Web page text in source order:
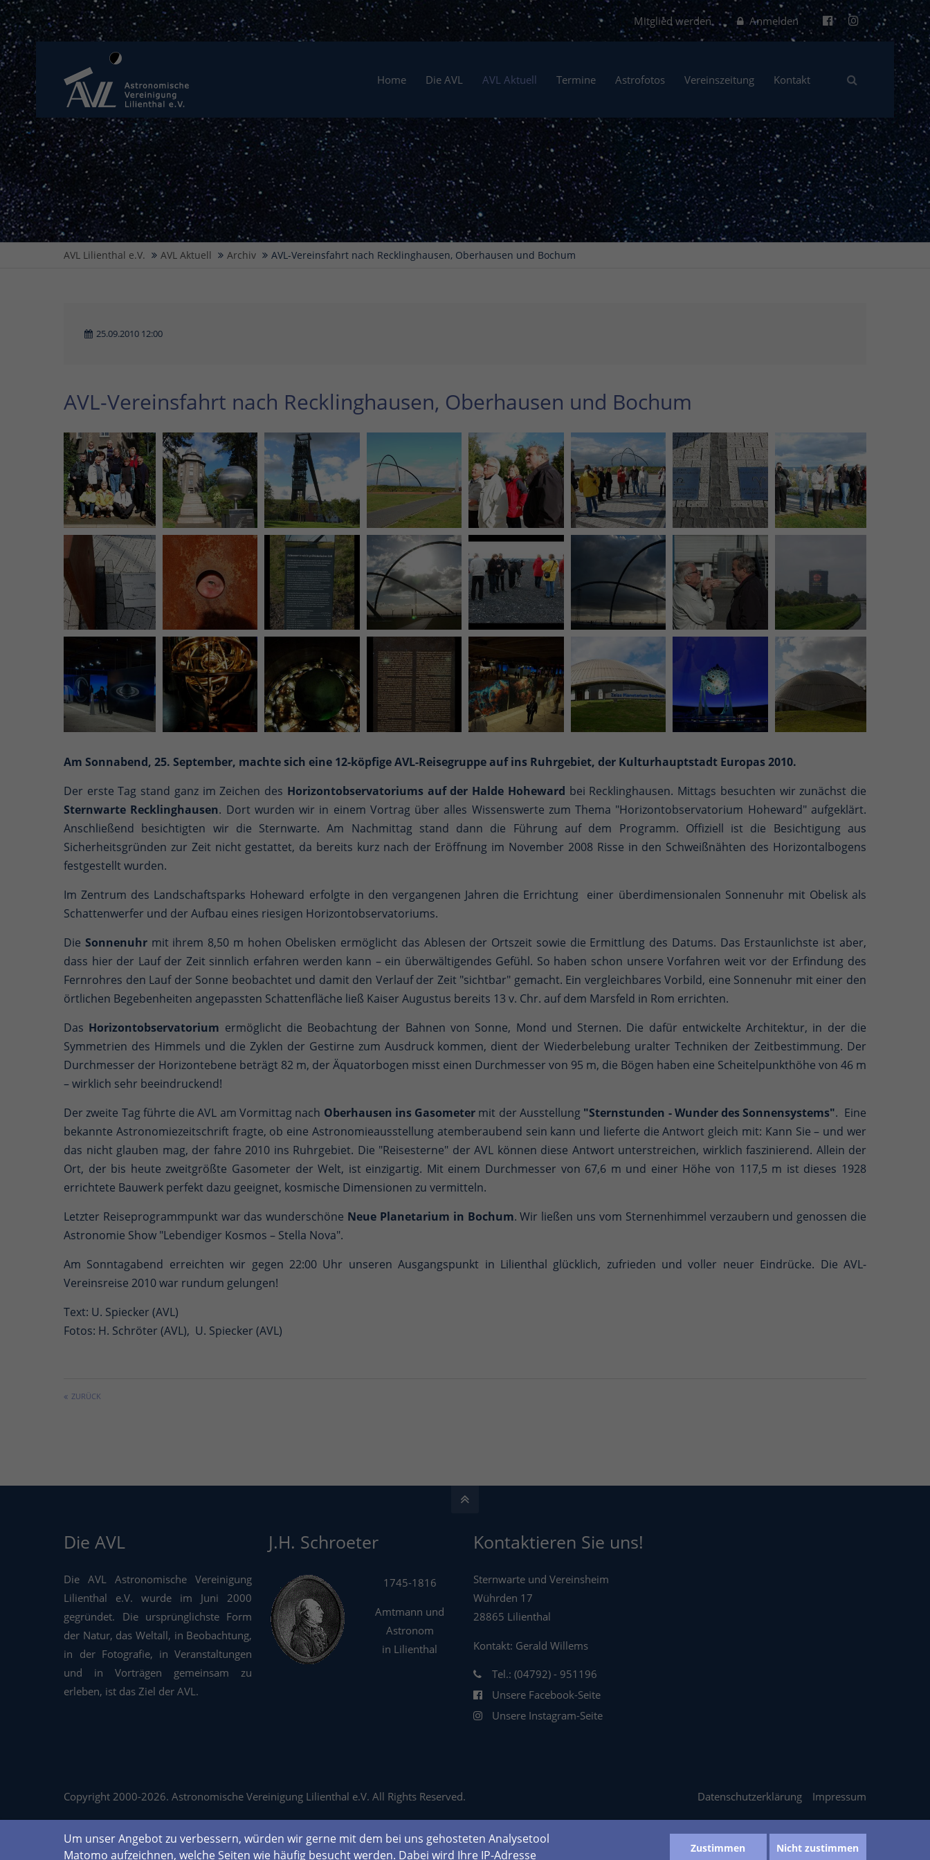
Anmelden
Mitglied werden
Home Die AVL AVL Aktuell Termine Astrofotos Vereinszeitung Kontakt
AVL Lilienthal e.V. AVL Aktuell Archiv AVL-Vereinsfahrt nach Recklinghausen, Oberhausen und Bochum
25.09.2010 12:00
AVL-Vereinsfahrt nach Recklinghausen, Oberhausen und Bochum
Am Sonnabend, 25. September, machte sich eine 12-köpfige AVL-Reisegruppe auf ins Ruhrgebiet, der Kulturhauptstadt Europas 2010.
Der erste Tag stand ganz im Zeichen des Horizontobservatoriums auf der Halde Hoheward bei Recklinghausen. Mittags besuchten wir zunächst die
Sternwarte Recklinghausen. Dort wurden wir in einem Vortrag über alles Wissenswerte zum Thema "Horizontobservatorium Hoheward" aufgeklärt.
Anschließend besichtigten wir die Sternwarte. Am Nachmittag stand dann die Führung auf dem Programm. Offiziell ist die Besichtigung aus
Sicherheitsgründen zur Zeit nicht gestattet, da bereits kurz nach der Eröffnung im November 2008 Risse in den Schweißnähten des Horizontalbogens
festgestellt wurden.
Im Zentrum des Landschaftsparks Hoheward erfolgte in den vergangenen Jahren die Errichtung einer überdimensionalen Sonnenuhr mit Obelisk als
Schattenwerfer und der Aufbau eines riesigen Horizontobservatoriums.
Die Sonnenuhr mit ihrem 8,50 m hohen Obelisken ermöglicht das Ablesen der Ortszeit sowie die Ermittlung des Datums. Das Erstaunlichste ist aber,
dass hier der Lauf der Zeit sinnlich erfahren werden kann – ein überwältigendes Gefühl. So haben schon unsere Vorfahren weit vor der Erfindung des
Fernrohres den Lauf der Sonne beobachtet und damit den Verlauf der Zeit "sichtbar" gemacht. Ein vergleichbares Vorbild, eine Sonnenuhr mit einer den
örtlichen Begebenheiten angepassten Schattenfläche ließ Kaiser Augustus bereits 13 v. Chr. auf dem Marsfeld in Rom errichten.
Das Horizontobservatorium ermöglicht die Beobachtung der Bahnen von Sonne, Mond und Sternen. Die dafür entwickelte Architektur, in der die
Symmetrien des Himmels und die Zyklen der Gestirne zum Ausdruck kommen, dient der Wiederbelebung uralter Techniken der Zeitbestimmung. Der
Durchmesser der Horizontebene beträgt 82 m, der Äquatorbogen misst einen Durchmesser von 95 m, die Bögen haben eine Scheitelpunkthöhe von 46 m
– wirklich sehr beeindruckend!
Der zweite Tag führte die AVL am Vormittag nach Oberhausen ins Gasometer mit der Ausstellung "Sternstunden - Wunder des Sonnensystems". Eine
bekannte Astronomiezeitschrift fragte, ob eine Astronomieausstellung atemberaubend sein kann und lieferte die Antwort gleich mit: Kann Sie – und wer
das nicht glauben mag, der fahre 2010 ins Ruhrgebiet. Die "Reisesterne" der AVL können diese Antwort unterstreichen, wirklich faszinierend. Allein der
Ort, der bis heute zweitgrößte Gasometer der Welt, ist einzigartig. Mit einem Durchmesser von 67,6 m und einer Höhe von 117,5 m ist dieses 1928
errichtete Bauwerk perfekt dazu geeignet, kosmische Dimensionen zu vermitteln.
Letzter Reiseprogrammpunkt war das wunderschöne Neue Planetarium in Bochum. Wir ließen uns vom Sternenhimmel verzaubern und genossen die
Astronomie Show "Lebendiger Kosmos – Stella Nova".
Am Sonntagabend erreichten wir gegen 22:00 Uhr unseren Ausgangspunkt in Lilienthal glücklich, zufrieden und voller neuer Eindrücke. Die AVL-
Vereinsreise 2010 war rundum gelungen!
Text: U. Spiecker (AVL)
Fotos: H. Schröter (AVL), U. Spiecker (AVL)
ZURÜCK
Die AVL
Die AVL Astronomische Vereinigung
Lilienthal e.V. wurde im Juni 2000
gegründet. Die ursprünglichste Form
der Natur, das Weltall, in Beobachtung,
in der Fotografie, in Veranstaltungen
und in Vorträgen gemeinsam zu
erleben, ist das Ziel der AVL.
J.H. Schroeter
1745-1816
Amtmann und
Astronom
in Lilienthal
Kontaktieren Sie uns!
Sternwarte und Vereinsheim
Wührden 17
28865 Lilienthal
Kontakt: Gerald Willems
Tel.: (04792) - 951196
Unsere Facebook-Seite
Unsere Instagram-Seite
Copyright 2000-2026. Astronomische Vereinigung Lilienthal e.V. All Rights Reserved. Datenschutzerklärung Impressum
Um unser Angebot zu verbessern, würden wir gerne mit dem bei uns gehosteten Analysetool
Matomo aufzeichnen, welche Seiten wie häufig besucht werden. Dabei wird Ihre IP-Adresse
Zustimmen Nicht zustimmen